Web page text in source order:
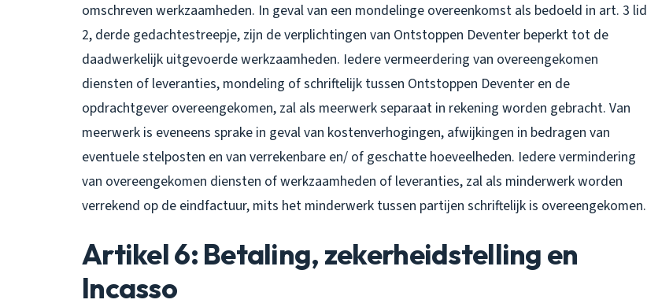
omschreven werkzaamheden. In geval van een mondelinge overeenkomst als bedoeld in art. 3 lid
2, derde gedachtestreepje, zijn de verplichtingen van Ontstoppen Deventer beperkt tot de
daadwerkelijk uitgevoerde werkzaamheden. Iedere vermeerdering van overeengekomen
diensten of leveranties, mondeling of schriftelijk tussen Ontstoppen Deventer en de
opdrachtgever overeengekomen, zal als meerwerk separaat in rekening worden gebracht. Van
meerwerk is eveneens sprake in geval van kostenverhogingen, afwijkingen in bedragen van
eventuele stelposten en van verrekenbare en/ of geschatte hoeveelheden. Iedere vermindering
van overeengekomen diensten of werkzaamheden of leveranties, zal als minderwerk worden
verrekend op de eindfactuur, mits het minderwerk tussen partijen schriftelijk is overeengekomen.
Artikel 6: Betaling, zekerheidstelling en
Incasso